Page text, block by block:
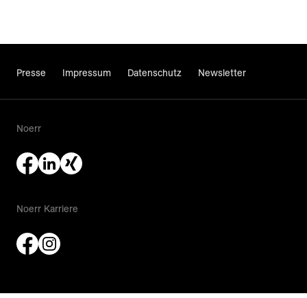
Presse Impressum Datenschutz Newsletter
Noerr
Noerr Karriere